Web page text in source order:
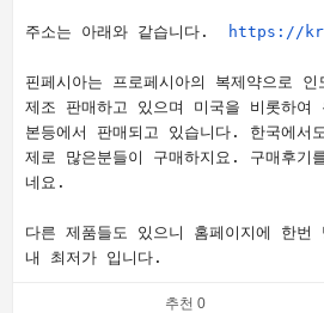
주소는 아래와 같습니다. https://kr-
핀페시아는 프로페시아의 복제약으로
제조 판매하고 있으며 미국을 비롯하
본등에서 판매되고 있습니다. 한국에서
제로 많은분들이 구매하지요. 구매후기
네요.
다른 제품들도 있으니 홈페이지에 한번
내 최저가 입니다.
추천 0